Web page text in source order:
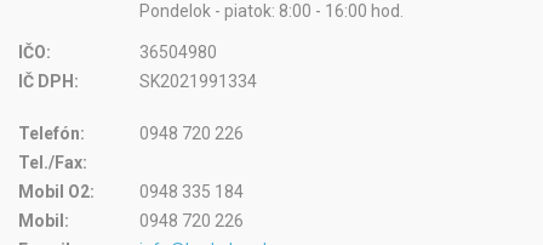
Pondelok - piatok: 8:00 - 16:00 hod.
IČO:
36504980
IČ DPH:
SK2021991334
Telefón:
0948 720 226
Tel./Fax:
Mobil O2:
0948 335 184
Mobil:
0948 720 226